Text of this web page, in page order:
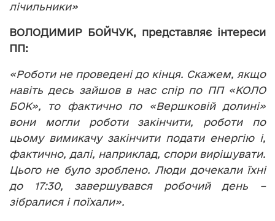
лічильники»
ВОЛОДИМИР БОЙЧУК, представляє інтереси
ПП:
«Роботи не проведені до кінця. Скажем, якщо
навіть десь зайшов в нас спір по ПП «КОЛО
БОК», то фактично по «Вершковій долині»
вони могли роботи закінчити, роботи по
цьому вимикачу закінчити подати енергію і,
фактично, далі, наприклад, спори вирішувати.
Цього не було зроблено. Люди дочекали їхні
до 17:30, завершувався робочий день –
зібралися і поїхали».